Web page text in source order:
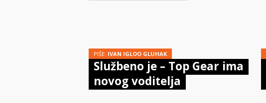
PIŠE: IVAN IGLOO GLUHAK
Službeno je – Top Gear ima
novog voditelja